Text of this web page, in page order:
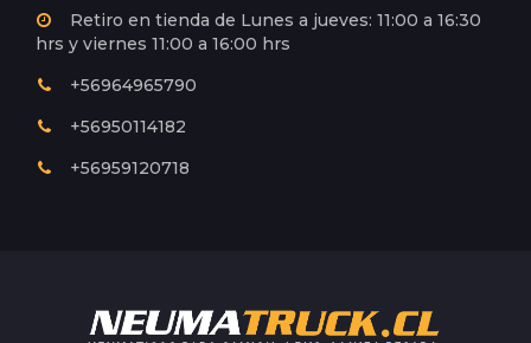
Retiro en tienda de Lunes a jueves: 11:00 a 16:30
hrs y viernes 11:00 a 16:00 hrs
+56964965790
+56950114182
+56959120718